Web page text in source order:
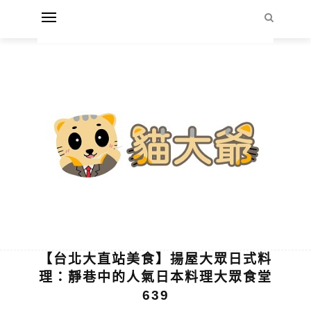
【台北大直站美食】揚屋大眾日式料
理：靜巷中的人氣日本料理大眾食堂
639